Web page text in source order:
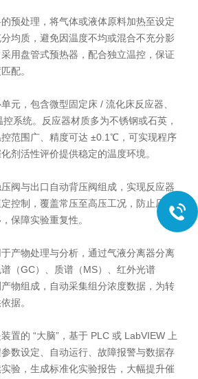
预处理，将气体或液体原料加热至设定
均质，避免因温度不均或混合不充分影
用盘管式预热器，配合独立温控，保证
配。
元，包含微型固定床 / 流化床反应器、
系统。反应器材质多为不锈钢或石英，
范围广、精度可达 ±0.1℃，可实现程序
剂活性评价提供稳定的温度环境。
阀与出口自动背压阀组成，实现反应器
控制，覆盖常压至高压工况，防止压力
保障实验重复性。
于产物处理与分析，通过气液分离器分离
（GC）、质谱（MS）、红外光谱
产物组成，自动采集组分浓度数据，为转
据。
置的 “大脑”，基于 PLC 或 LabVIEW 上
数设定、自动运行、故障报警与数据存
验，生成标准化实验报告，大幅提升催